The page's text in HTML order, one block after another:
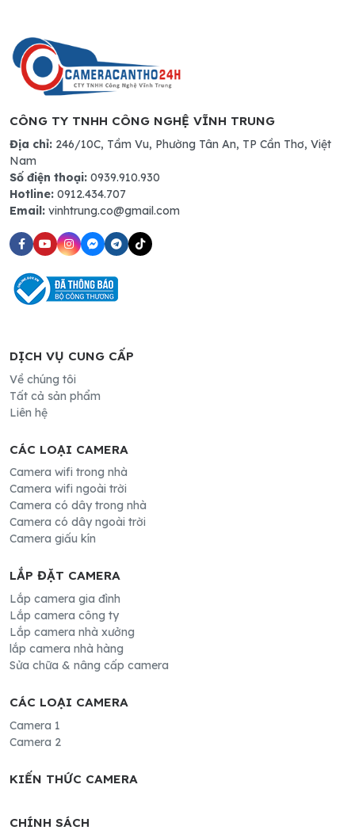
CÔNG TY TNHH CÔNG NGHỆ VĨNH TRUNG
Địa chỉ: 246/10C, Tầm Vu, Phường Tân An, TP Cần Thơ, Việt
Nam
Số điện thoại: 0939.910.930
Hotline: 0912.434.707
Email: vinhtrung.co@gmail.com
DỊCH VỤ CUNG CẤP
Về chúng tôi
Tất cả sản phẩm
Liên hệ
CÁC LOẠI CAMERA
Camera wifi trong nhà
Camera wifi ngoài trời
Camera có dây trong nhà
Camera có dây ngoài trời
Camera giấu kín
LẮP ĐẶT CAMERA
Lắp camera gia đình
Lắp camera công ty
Lắp camera nhà xưởng
lắp camera nhà hàng
Sửa chữa & nâng cấp camera
CÁC LOẠI CAMERA
Camera 1
Camera 2
KIẾN THỨC CAMERA
CHÍNH SÁCH